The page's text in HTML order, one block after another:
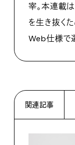
宰。本連載
を生き抜く
Web仕様で
関連記事